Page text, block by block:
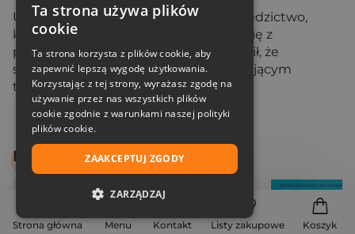
Strona główna Menu Kontakt Listy zakupowe Koszyk
Umberto Eco pozostawił po sobie dziedzictwo,
które łączy w sobie intelektualną głębię z
porywającą fikcją. Pisarz ten udowodnił, że
semiotyka i historia mogą być fascynującym
tematem dla szerokiej publiczności.
Bestsellery
Ta strona używa plików
cookie
Ta strona korzysta z plików cookie, aby
zapewnić lepszą wygodę użytkowania.
Korzystając z tej strony, wyrażasz zgodę na
używanie przez nas wszystkich plików
cookie zgodnie z warunkami naszej polityki
plików cookie.
ZAAKCEPTUJ ZGODY
ZARZĄDZAJ
NIEZBĘDNE